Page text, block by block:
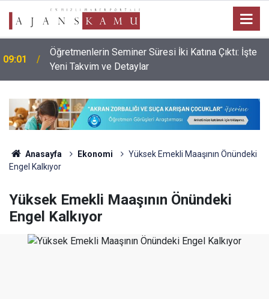
09:01
Öğretmenlerin Seminer Süresi İki Katına Çıktı: İşte
Yeni Takvim ve Detaylar
Anasayfa Ekonomi
Yüksek Emekli Maaşının Önündeki
Engel Kalkıyor
Yüksek Emekli Maaşının Önündeki
Engel Kalkıyor